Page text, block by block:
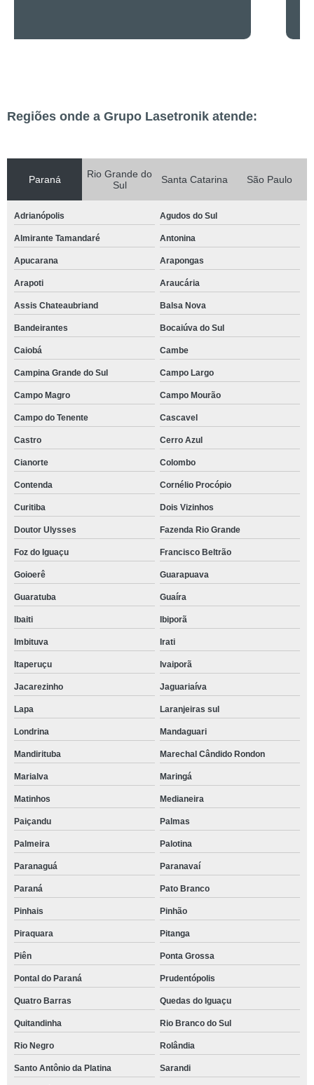
Regiões onde a Grupo Lasetronik atende:
Paraná
Rio Grande do
Sul
Santa Catarina São Paulo
Adrianópolis Agudos do Sul
Almirante Tamandaré Antonina
Apucarana Arapongas
Arapoti Araucária
Assis Chateaubriand Balsa Nova
Bandeirantes Bocaiúva do Sul
Caiobá Cambe
Campina Grande do Sul Campo Largo
Campo Magro Campo Mourão
Campo do Tenente Cascavel
Castro Cerro Azul
Cianorte Colombo
Contenda Cornélio Procópio
Curitiba Dois Vizinhos
Doutor Ulysses Fazenda Rio Grande
Foz do Iguaçu Francisco Beltrão
Goioerê Guarapuava
Guaratuba Guaíra
Ibaiti Ibiporã
Imbituva Irati
Itaperuçu Ivaiporã
Jacarezinho Jaguariaíva
Lapa Laranjeiras sul
Londrina Mandaguari
Mandirituba Marechal Cândido Rondon
Marialva Maringá
Matinhos Medianeira
Paiçandu Palmas
Palmeira Palotina
Paranaguá Paranavaí
Paraná Pato Branco
Pinhais Pinhão
Piraquara Pitanga
Piên Ponta Grossa
Pontal do Paraná Prudentópolis
Quatro Barras Quedas do Iguaçu
Quitandinha Rio Branco do Sul
Rio Negro Rolândia
Santo Antônio da Platina Sarandi